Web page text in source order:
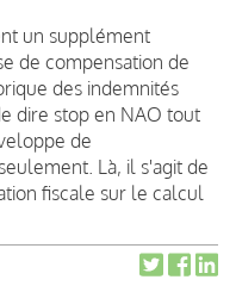
un supplément
de compensation de
des indemnités
dire stop en NAO tout
de
Là, il s'agit de
fiscale sur le calcul